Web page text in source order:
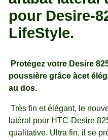
pour Desire-
LifeStyle.
Protégez votre Desire
poussière grâce àcet
au dos.
Très fin et élégant, le
latéral pour HTC-Desire
qualitative. Ultra fin, il se